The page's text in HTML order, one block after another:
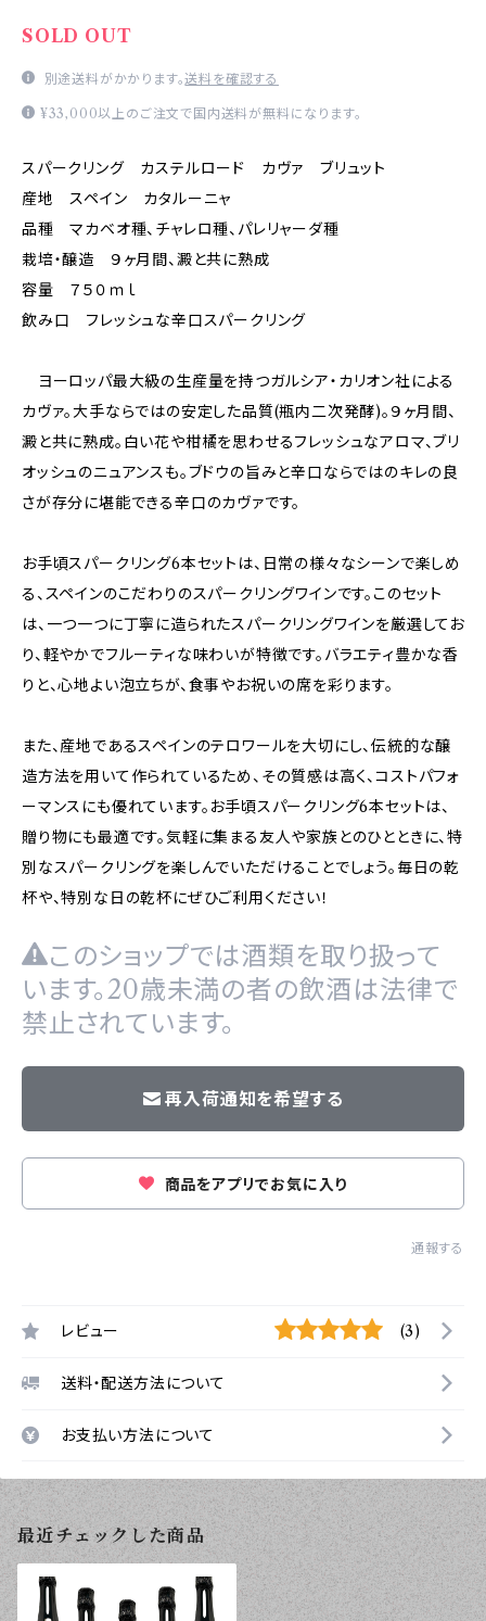
SOLD OUT
別途送料がかかります。送料を確認する
¥33,000以上のご注文で国内送料が無料になります。
スパークリング カステルロード カヴァ ブリュット
産地 スペイン カタルーニャ
品種 マカベオ種、チャレロ種、パレリャーダ種
栽培・醸造 ９ヶ月間、澱と共に熟成
容量 ７５０ｍｌ
飲み口 フレッシュな辛口スパークリング
ヨーロッパ最大級の生産量を持つガルシア・カリオン社による
カヴァ。大手ならではの安定した品質(瓶内二次発酵)。９ヶ月間、
澱と共に熟成。白い花や柑橘を思わせるフレッシュなアロマ、ブリ
オッシュのニュアンスも。ブドウの旨みと辛口ならではのキレの良
さが存分に堪能できる辛口のカヴァです。
お手頃スパークリング6本セットは、日常の様々なシーンで楽しめ
る、スペインのこだわりのスパークリングワインです。このセット
は、一つ一つに丁寧に造られたスパークリングワインを厳選してお
り、軽やかでフルーティな味わいが特徴です。バラエティ豊かな香
りと、心地よい泡立ちが、食事やお祝いの席を彩ります。
また、産地であるスペインのテロワールを大切にし、伝統的な醸
造方法を用いて作られているため、その質感は高く、コストパフォ
ーマンスにも優れています。お手頃スパークリング6本セットは、
贈り物にも最適です。気軽に集まる友人や家族とのひとときに、特
別なスパークリングを楽しんでいただけることでしょう。毎日の乾
杯や、特別な日の乾杯にぜひご利用ください！
このショップでは酒類を取り扱って
います。20歳未満の者の飲酒は法律で
禁止されています。
再入荷通知を希望する
商品をアプリでお気に入り
通報する
レビュー (3)
送料・配送方法について
お支払い方法について
最近チェックした商品